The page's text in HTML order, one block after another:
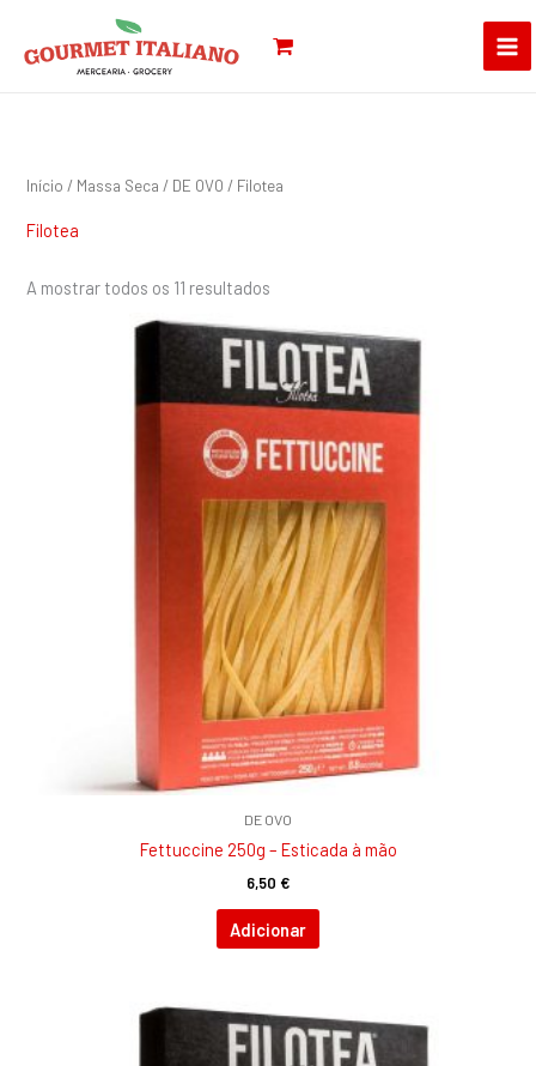
content
Início / Massa Seca / DE OVO / Filotea
Filotea
A mostrar todos os 11 resultados
DE OVO
Fettuccine 250g – Esticada à mão
6,50 €
Adicionar